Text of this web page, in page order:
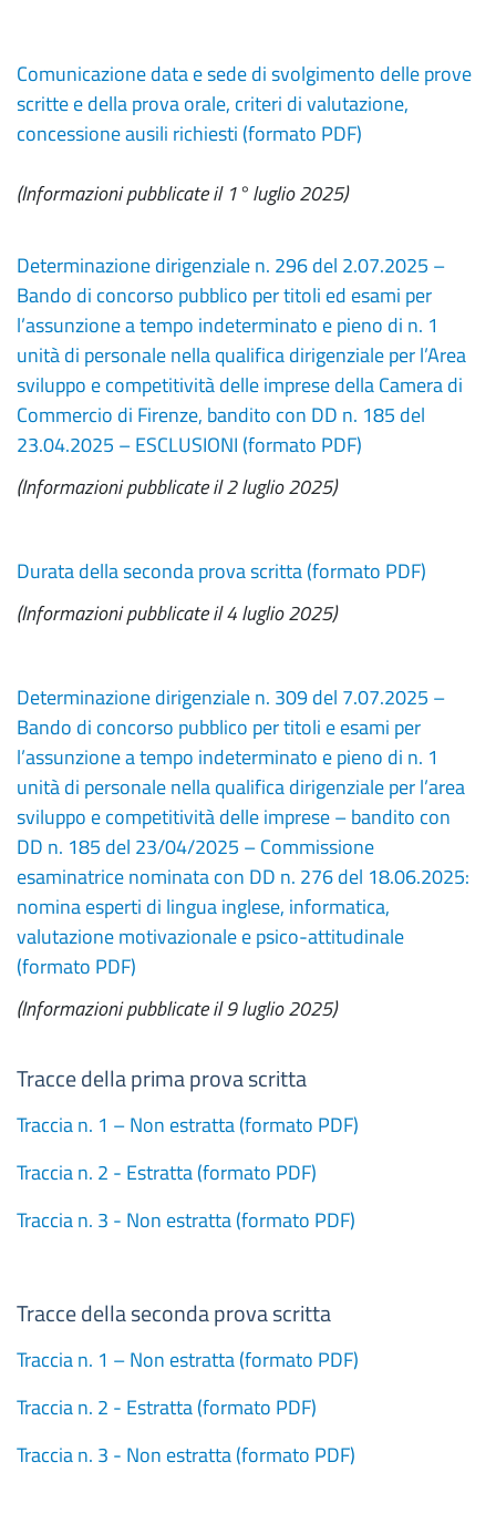
Comunicazione data e sede di svolgimento delle prove
scritte e della prova orale, criteri di valutazione,
concessione ausili richiesti (formato PDF)
(Informazioni pubblicate il 1° luglio 2025)
Determinazione dirigenziale n. 296 del 2.07.2025 –
Bando di concorso pubblico per titoli ed esami per
l’assunzione a tempo indeterminato e pieno di n. 1
unità di personale nella qualifica dirigenziale per l’Area
sviluppo e competitività delle imprese della Camera di
Commercio di Firenze, bandito con DD n. 185 del
23.04.2025 – ESCLUSIONI (formato PDF)
(Informazioni pubblicate il 2 luglio 2025)
Durata della seconda prova scritta (formato PDF)
(Informazioni pubblicate il 4 luglio 2025)
Determinazione dirigenziale n. 309 del 7.07.2025 –
Bando di concorso pubblico per titoli e esami per
l’assunzione a tempo indeterminato e pieno di n. 1
unità di personale nella qualifica dirigenziale per l’area
sviluppo e competitività delle imprese – bandito con
DD n. 185 del 23/04/2025 – Commissione
esaminatrice nominata con DD n. 276 del 18.06.2025:
nomina esperti di lingua inglese, informatica,
valutazione motivazionale e psico-attitudinale
(formato PDF)
(Informazioni pubblicate il 9 luglio 2025)
Tracce della prima prova scritta
Traccia n. 1 – Non estratta (formato PDF)
Traccia n. 2 - Estratta (formato PDF)
Traccia n. 3 - Non estratta (formato PDF)
Tracce della seconda prova scritta
Traccia n. 1 – Non estratta (formato PDF)
Traccia n. 2 - Estratta (formato PDF)
Traccia n. 3 - Non estratta (formato PDF)